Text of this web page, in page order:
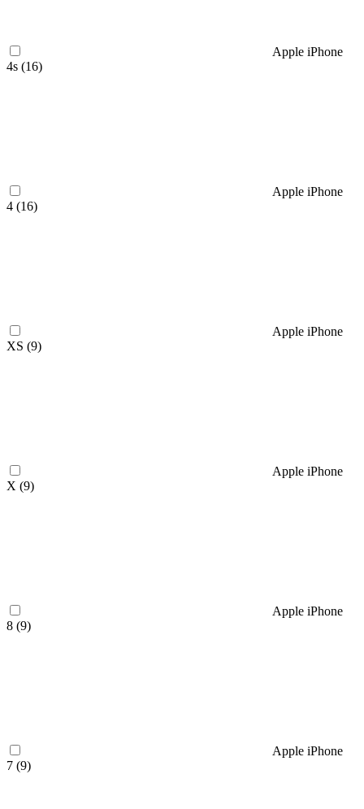
Apple iPhone
4s (16)
Apple iPhone
4 (16)
Apple iPhone
XS (9)
Apple iPhone
X (9)
Apple iPhone
8 (9)
Apple iPhone
7 (9)